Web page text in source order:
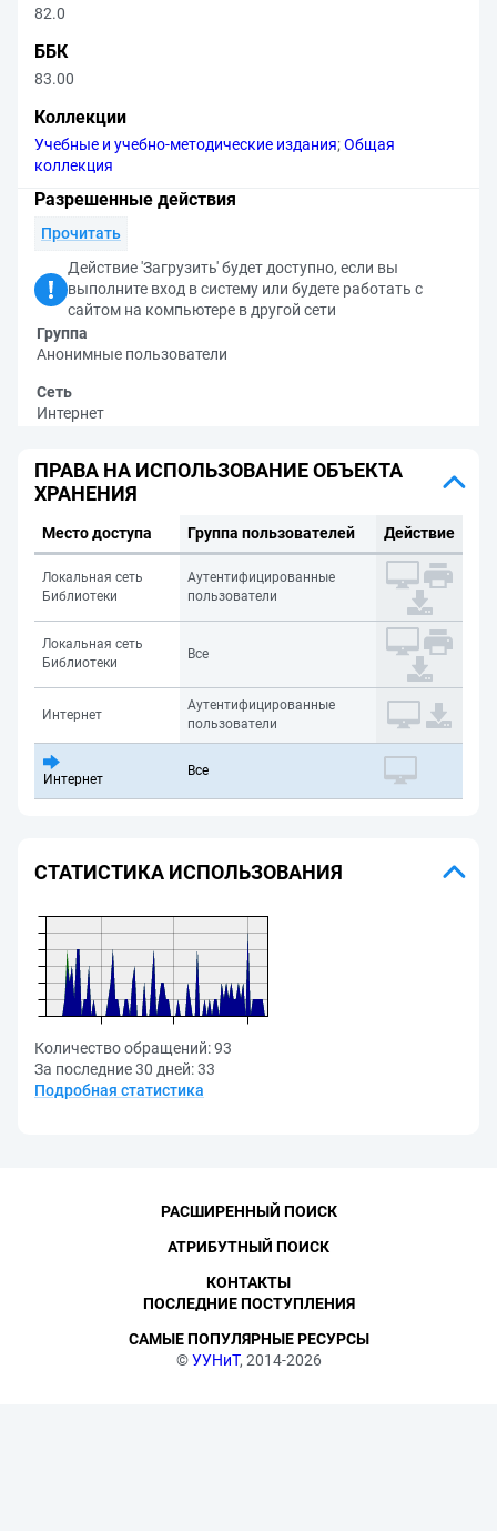
82.0
ББК
83.00
Коллекции
Учебные и учебно-методические издания;Общая
коллекция
Разрешенные действия
Прочитать
Действие 'Загрузить' будет доступно, если вы
выполните вход в систему или будете работать с
сайтом на компьютере в другой сети
Группа
Анонимные пользователи
Сеть
Интернет
ПРАВА НА ИСПОЛЬЗОВАНИЕ ОБЪЕКТА
ХРАНЕНИЯ
Место доступа Группа пользователей Действие
Локальная сеть
Библиотеки
Аутентифицированные
пользователи
Локальная сеть
Библиотеки
Все
Интернет
Аутентифицированные
пользователи
Интернет
Все
СТАТИСТИКА ИСПОЛЬЗОВАНИЯ
Количество обращений:93
За последние 30 дней:33
Подробная статистика
©УУНиТ, 2014-2026
РАСШИРЕННЫЙ ПОИСК
АТРИБУТНЫЙ ПОИСК
КОНТАКТЫ
ПОСЛЕДНИЕ ПОСТУПЛЕНИЯ
САМЫЕ ПОПУЛЯРНЫЕ РЕСУРСЫ